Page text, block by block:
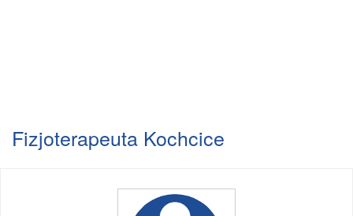
Fizjoterapeuta Kochcice